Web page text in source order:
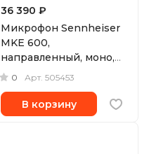
36 390 ₽
Микрофон Sennheiser
MKE 600,
направленный, моно,
XLR
0 Арт. 505453
В корзину